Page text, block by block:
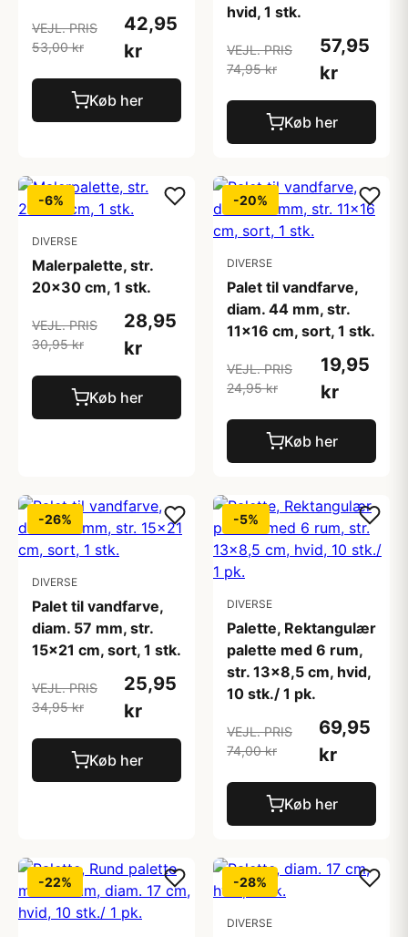
VEJL. PRIS
53,00 kr
42,95
kr
Køb her
hvid, 1 stk.
VEJL. PRIS
74,95 kr
57,95
kr
Køb her
-6%
DIVERSE
Malerpalette, str.
20x30 cm, 1 stk.
VEJL. PRIS
30,95 kr
28,95
kr
Køb her
-20%
DIVERSE
Palet til vandfarve,
diam. 44 mm, str.
11x16 cm, sort, 1 stk.
VEJL. PRIS
24,95 kr
19,95
kr
Køb her
-26%
DIVERSE
Palet til vandfarve,
diam. 57 mm, str.
15x21 cm, sort, 1 stk.
VEJL. PRIS
34,95 kr
25,95
kr
Køb her
-5%
DIVERSE
Palette, Rektangulær
palette med 6 rum,
str. 13x8,5 cm, hvid,
10 stk./ 1 pk.
VEJL. PRIS
74,00 kr
69,95
kr
Køb her
-22% -28%
DIVERSE